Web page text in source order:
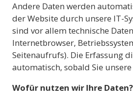
Andere Daten werden
der Website durch unsere IT-
sind vor allem technische
Internetbrowser,
Seitenaufrufs). Die Erfassung
automatisch, sobald Sie
Wofür nutzen wir Ihre Daten?